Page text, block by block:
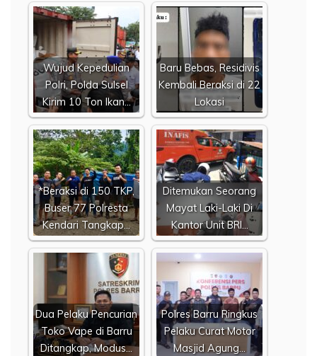
​Wujud Kepedulian
Polri, Polda Sulsel
Kirim 10 Ton Ikan…
Baru Bebas, Residivis
Kembali Beraksi di 22
Lokasi
*Beraksi di 150 TKP,
Buser 77 Polresta
Kendari Tangkap…
Ditemukan Seorang
Mayat Laki-Laki Di
Kantor Unit BRI…
​Dua Pelaku Pencurian
Toko Vape di Barru
Ditangkap, Modus…
​Polres Barru Ringkus
Pelaku Curat Motor
Masjid Agung…